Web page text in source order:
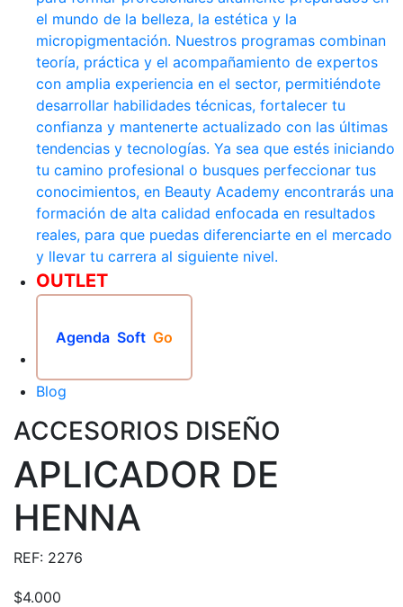
el mundo de la belleza, la estética y la
micropigmentación. Nuestros programas combinan
teoría, práctica y el acompañamiento de expertos
con amplia experiencia en el sector, permitiéndote
desarrollar habilidades técnicas, fortalecer tu
confianza y mantenerte actualizado con las últimas
tendencias y tecnologías. Ya sea que estés iniciando
tu camino profesional o busques perfeccionar tus
conocimientos, en Beauty Academy encontrarás una
formación de alta calidad enfocada en resultados
reales, para que puedas diferenciarte en el mercado
y llevar tu carrera al siguiente nivel.
OUTLET
Agenda Soft Go
Blog
ACCESORIOS DISEÑO
APLICADOR DE
HENNA
REF: 2276
$4.000